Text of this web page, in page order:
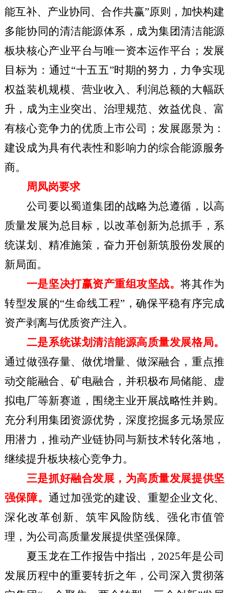
能互补、产业协同、合作共赢”原则，加快构建
多能协同的清洁能源体系，成为集团清洁能源
板块核心产业平台与唯一资本运作平台；发展
目标为：通过“十五五”时期的努力，力争实现
权益装机规模、营业收入、利润总额的大幅跃
升，成为主业突出、治理规范、效益优良、富
有核心竞争力的优质上市公司；发展愿景为：
建设成为具有代表性和影响力的综合能源服务
商。
周凤岗要求
公司要以蜀道集团的战略为总遵循，以高
质量发展为总目标，以改革创新为总抓手，系
统谋划、精准施策，奋力开创新筑股份发展的
新局面。
一是坚决打赢资产重组攻坚战。将其作为
转型发展的“生命线工程”，确保平稳有序完成
资产剥离与优质资产注入。
二是系统谋划清洁能源高质量发展格局。
通过做强存量、做优增量、做深融合，重点推
动交能融合、矿电融合，并积极布局储能、虚
拟电厂等新赛道，围绕主业开展战略性并购。
充分利用集团资源优势，深度挖掘多元场景应
用潜力，推动产业链协同与新技术转化落地，
继续提升板块核心竞争力。
三是抓好融合发展，为高质量发展提供坚
强保障。通过加强党的建设、重塑企业文化、
深化改革创新、筑牢风险防线、强化市值管
理，为公司高质量发展提供坚强保障。
夏玉龙在工作报告中指出，2025年是公司
发展历程中的重要转折之年，公司深入贯彻落